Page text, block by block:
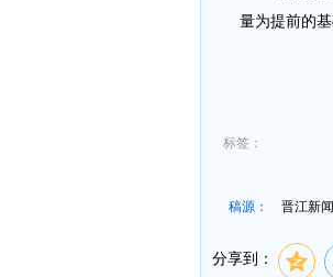
量为提前的
标签：
稿源： 晋江新
分享到：